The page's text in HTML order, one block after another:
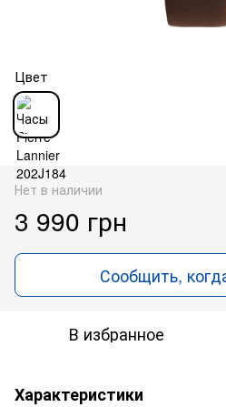
Цвет
Нет в наличии
3 990 грн
Сообщить,
В избранное
Характеристики